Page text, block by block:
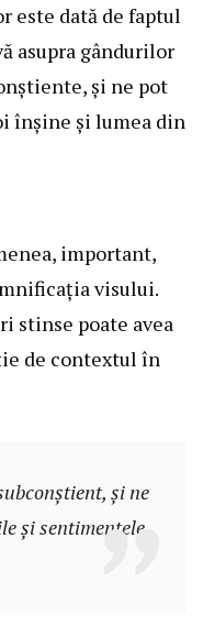
dată de faptul
asupra gândurilor
și ne pot
înșine și lumea din
important,
visului.
stinse poate avea
de contextul în
și ne
și sentimentele